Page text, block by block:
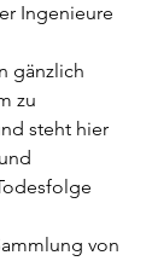
Ingenieure
gänzlich
zu
steht hier
von